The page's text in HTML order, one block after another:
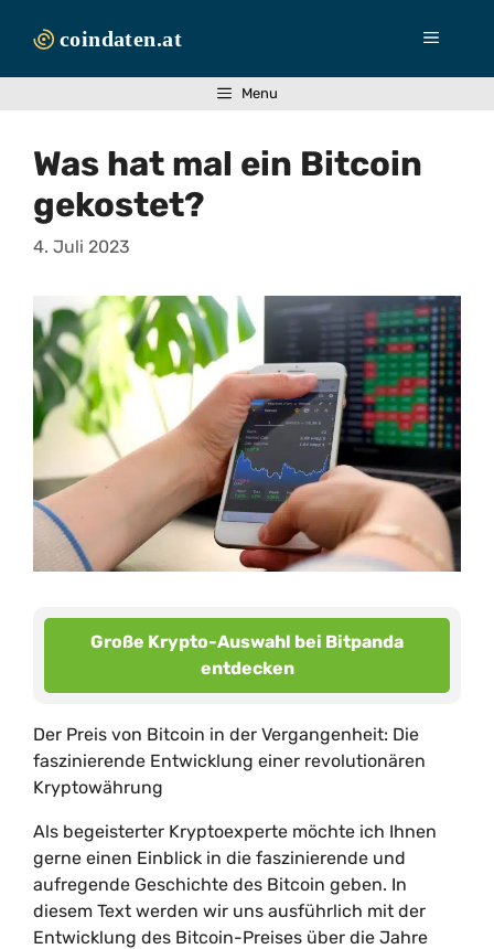
Inhalt
Menü
Menu
Was hat mal ein Bitcoin
gekostet?
4. Juli 2023
Große Krypto-Auswahl bei Bitpanda
entdecken
Der Preis von Bitcoin in der Vergangenheit: Die
faszinierende Entwicklung einer revolutionären
Kryptowährung
Als begeisterter Kryptoexperte möchte ich Ihnen
gerne einen Einblick in die faszinierende und
aufregende Geschichte des Bitcoin geben. In
diesem Text werden wir uns ausführlich mit der
Entwicklung des Bitcoin-Preises über die Jahre